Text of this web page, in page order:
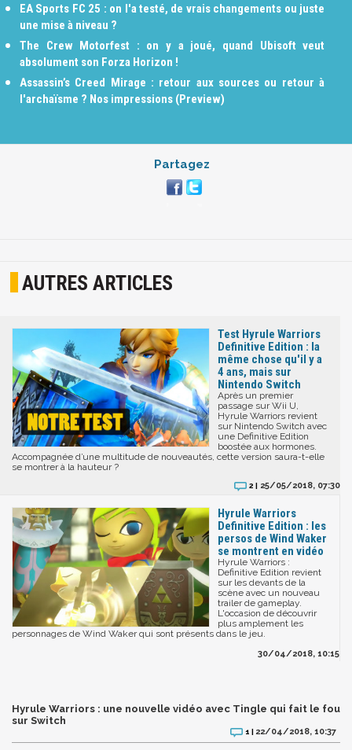
EA Sports FC 25 : on l'a testé, de vrais changements ou juste
une mise à niveau ?
The Crew Motorfest : on y a joué, quand Ubisoft veut
absolument son Forza Horizon !
Assassin’s Creed Mirage : retour aux sources ou retour à
l'archaïsme ? Nos impressions (Preview)
Partagez
AUTRES ARTICLES
Test Hyrule Warriors
Definitive Edition : la
même chose qu'il y a
4 ans, mais sur
Nintendo Switch
Après un premier
passage sur Wii U,
Hyrule Warriors revient
sur Nintendo Switch avec
une Definitive Edition
boostée aux hormones.
Accompagnée d’une multitude de nouveautés, cette version saura-t-elle
se montrer à la hauteur ?
2 | 25/05/2018, 07:30
Hyrule Warriors
Definitive Edition : les
persos de Wind Waker
se montrent en vidéo
Hyrule Warriors :
Definitive Edition revient
sur les devants de la
scène avec un nouveau
trailer de gameplay.
L'occasion de découvrir
plus amplement les
personnages de Wind Waker qui sont présents dans le jeu.
30/04/2018, 10:15
Hyrule Warriors : une nouvelle vidéo avec Tingle qui fait le fou
sur Switch
1 | 22/04/2018, 10:37